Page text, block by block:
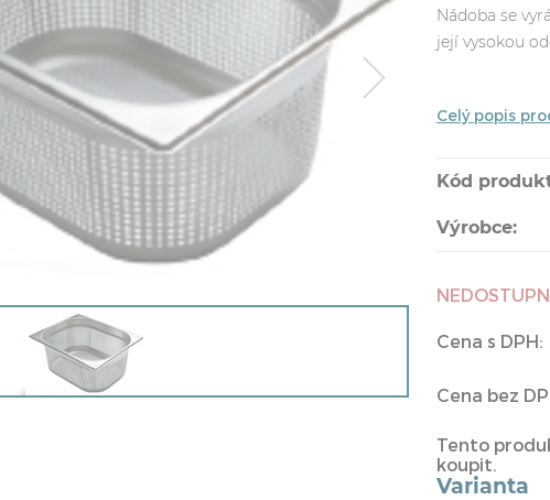
Nádoba se
její vysokou
Celý popis
Kód
Výrobce:
Cena s DPH:
Cena bez
Tento
koupit.
Varianta